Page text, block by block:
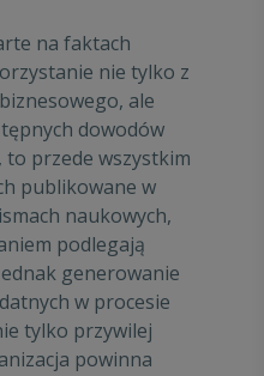
na faktach
nie tylko z
ale
dowodów
to przede wszystkim
publikowane w
naukowych,
podlegają
generowanie
w procesie
tylko przywilej
powinna